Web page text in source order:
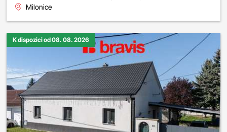
Milonice
K dispozici od 08. 08. 2026